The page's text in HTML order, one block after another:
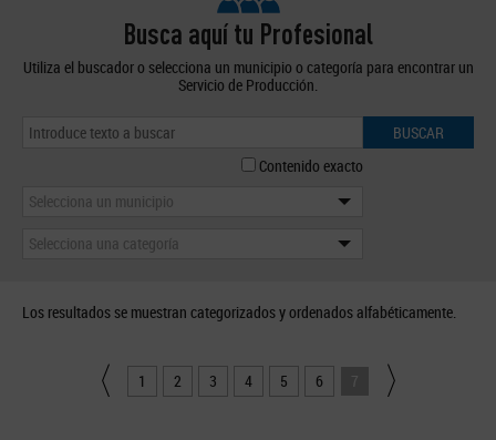
Busca aquí tu Profesional
Utiliza el buscador o selecciona un municipio o categoría para encontrar un
Servicio de Producción.
BUSCAR
Contenido exacto
Selecciona un municipio
Selecciona una categoría
Los resultados se muestran categorizados y ordenados alfabéticamente.
1 2 3 4 5 6 7